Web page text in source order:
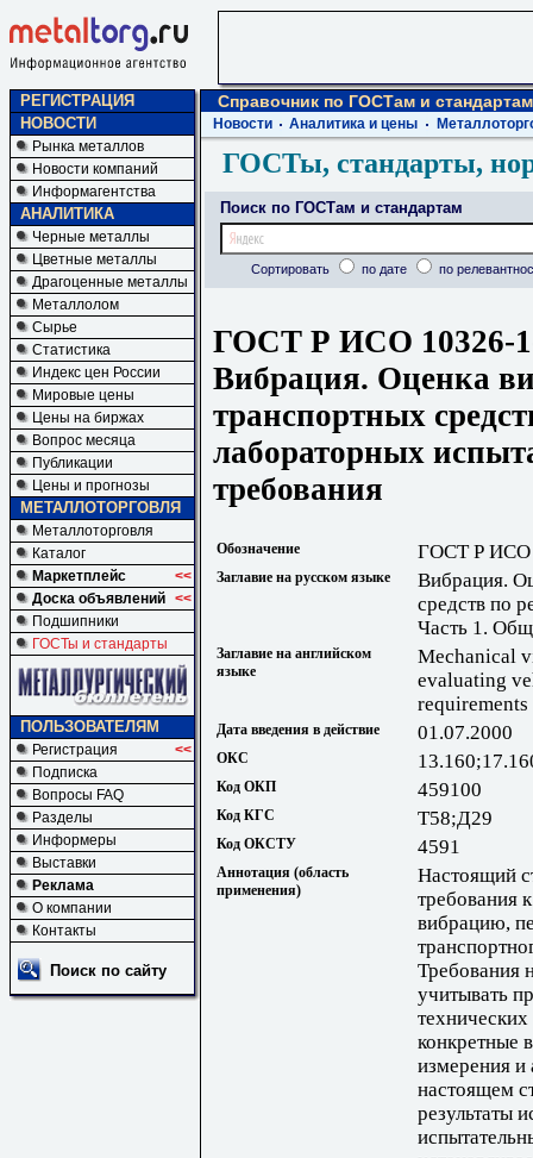
РЕГИСТРАЦИЯ
НОВОСТИ
Рынка металлов
Новости компаний
Информагентства
АНАЛИТИКА
Черные металлы
Цветные металлы
Драгоценные металлы
Металлолом
Сырье
Статистика
Индекс цен России
Мировые цены
Цены на биржах
Вопрос месяца
Публикации
Цены и прогнозы
МЕТАЛЛОТОРГОВЛЯ
Металлоторговля
Каталог
Маркетплейс
<<
Доска объявлений <<
Подшипники
ГОСТы и стандарты
ПОЛЬЗОВАТЕЛЯМ
Регистрация
<<
Подписка
Вопросы FAQ
Разделы
Информеры
Выставки
Реклама
О компании
Контакты
Поиск по сайту
Справочник по ГОСТам и стандартам
Новости Аналитика и цены
ГОСТы, стандарты,
Поиск по ГОСТам и стандартам
Сортировать по дате по
ГОСТ Р ИСО 10326-
Вибрация. Оценка
транспортных
лабораторных
требования
Обозначение ГОСТ Р ИСО
Заглавие на русском языке
Вибрация.
средств по
Часть 1.
Заглавие на английском
языке
Mechanical
evaluating
requirements
Дата введения в действие 01.07.2000
ОКС
Код ОКП 459100
Код КГС Т58;Д29
Код ОКСТУ 4591
Аннотация (область
применения)
Настоящий
требования
вибрацию,
Требования
учитывать
конкретные
измерения и
настоящем
результаты